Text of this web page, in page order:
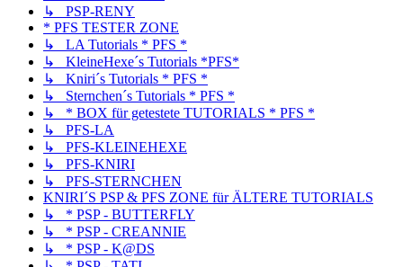
↳ PSP-RENY
* PFS TESTER ZONE
↳ LA Tutorials * PFS *
↳ KleineHexe´s Tutorials *PFS*
↳ Kniri´s Tutorials * PFS *
↳ Sternchen´s Tutorials * PFS *
↳ * BOX für getestete TUTORIALS * PFS *
↳ PFS-LA
↳ PFS-KLEINEHEXE
↳ PFS-KNIRI
↳ PFS-STERNCHEN
KNIRI´S PSP & PFS ZONE für ÄLTERE TUTORIALS
↳ * PSP - BUTTERFLY
↳ * PSP - CREANNIE
↳ * PSP - K@DS